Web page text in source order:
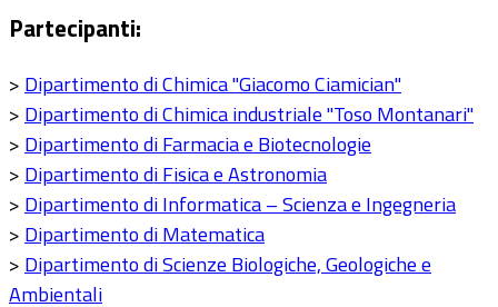
Partecipanti:
> Dipartimento di Chimica "Giacomo Ciamician"
> Dipartimento di Chimica industriale "Toso Montanari"
> Dipartimento di Farmacia e Biotecnologie
> Dipartimento di Fisica e Astronomia
> Dipartimento di Informatica – Scienza e Ingegneria
> Dipartimento di Matematica
> Dipartimento di Scienze Biologiche, Geologiche e
Ambientali